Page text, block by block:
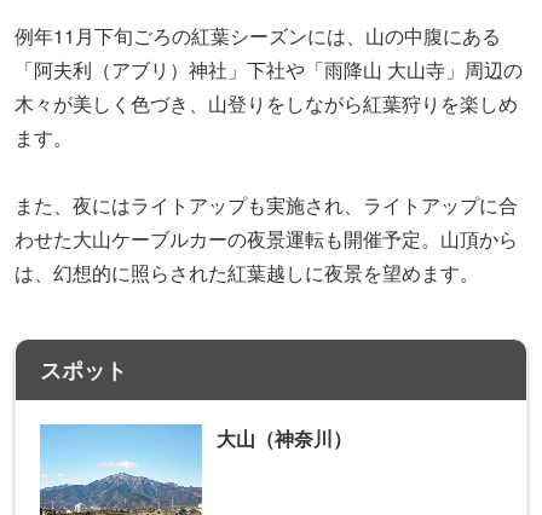
例年11月下旬ごろの紅葉シーズンには、山の中腹にある
「阿夫利（アブリ）神社」下社や「雨降山 大山寺」周辺の
木々が美しく色づき、山登りをしながら紅葉狩りを楽しめ
ます。
また、夜にはライトアップも実施され、ライトアップに合
わせた大山ケーブルカーの夜景運転も開催予定。山頂から
は、幻想的に照らされた紅葉越しに夜景を望めます。
スポット
大山（神奈川）